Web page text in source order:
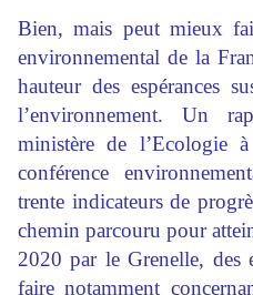
Bien, mais peut mieux
environnemental de la
hauteur des espérances
l’environnement. Un
ministère de l’Ecologie
conférence
trente indicateurs de
chemin parcouru pour
2020 par le Grenelle, des
faire notamment